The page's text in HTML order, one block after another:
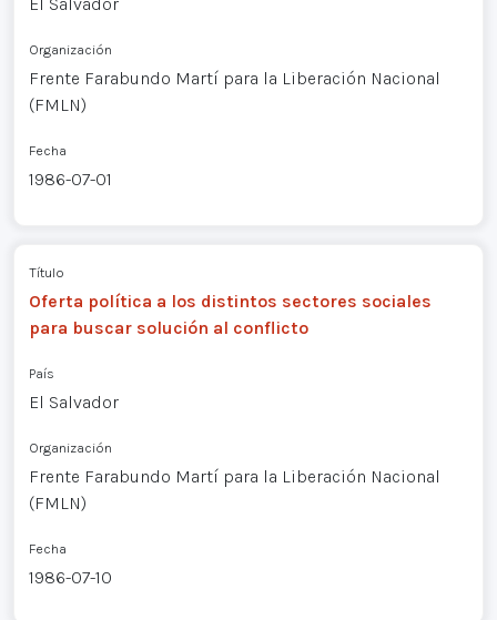
Organización
Frente Farabundo Martí para la Liberación Nacional
(FMLN)
Fecha
1986-07-01
Título
Oferta política a los distintos sectores sociales
para buscar solución al conflicto
País
El Salvador
Organización
Frente Farabundo Martí para la Liberación Nacional
(FMLN)
Fecha
1986-07-10